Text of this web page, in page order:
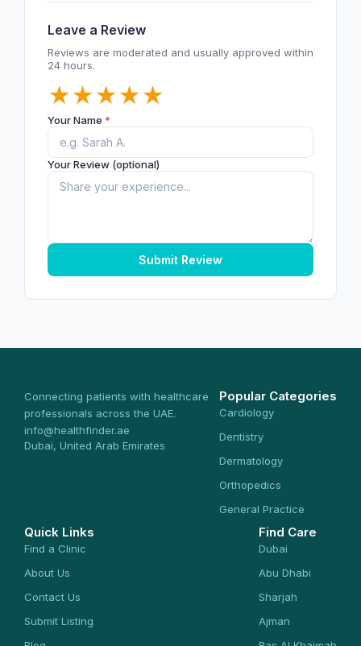
Leave a Review
Reviews are moderated and usually approved within
24 hours.
★
★
★
★
★
Your Name *
Your Review (optional)
Submit Review
Connecting patients with healthcare
professionals across the UAE.
info@healthfinder.ae
Dubai, United Arab Emirates
Popular Categories
Cardiology
Dentistry
Dermatology
Orthopedics
General Practice
Quick Links
Find a Clinic
About Us
Contact Us
Submit Listing
Find Care
Dubai
Abu Dhabi
Sharjah
Ajman